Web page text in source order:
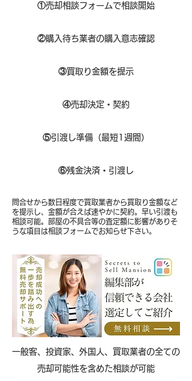
①​売却相談フォームで相談開始
②購入待ち業者の購入意志確認
③買取り金額を提示
④売却決定・契約
⑤引渡し準備（最短1週間）
⑥残金決済・引渡し
問合せから数日程度で買取業者から買取り金額など
を提示し、金額が合えば速やかに契約。早い引渡も
相談可能。部屋の不具合等の査定額に影響がありそ
うな項目は相談フォームでお知らせ下さい。
​一般客、投資家、外国人、買取業者の全ての
売却可能性を含めた相談が可能